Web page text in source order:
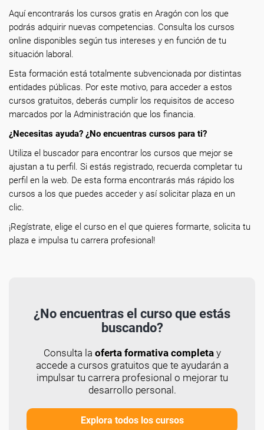
Aquí encontrarás los cursos gratis en Aragón con los que
podrás adquirir nuevas competencias. Consulta los cursos
online disponibles según tus intereses y en función de tu
situación laboral.
Esta formación está totalmente subvencionada por distintas
entidades públicas. Por este motivo, para acceder a estos
cursos gratuitos, deberás cumplir los requisitos de acceso
marcados por la Administración que los financia.
¿Necesitas ayuda? ¿No encuentras cursos para ti?
Utiliza el buscador para encontrar los cursos que mejor se
ajustan a tu perfil. Si estás registrado, recuerda completar tu
perfil en la web. De esta forma encontrarás más rápido los
cursos a los que puedes acceder y así solicitar plaza en un
clic.
¡Regístrate, elige el curso en el que quieres formarte, solicita tu
plaza e impulsa tu carrera profesional!
¿No encuentras el curso que estás
buscando?
Consulta la oferta formativa completay
accede a cursos gratuitos que te ayudarán a
impulsar tu carrera profesional o mejorar tu
desarrollo personal.
Explora todos los cursos